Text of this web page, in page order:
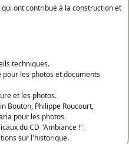
ont contribué à la construction et
techniques.
pour les photos et documents
et les photos.
Bouton, Philippe Roucourt,
pour les photos.
du CD "Ambiance !".
sur l'historique.